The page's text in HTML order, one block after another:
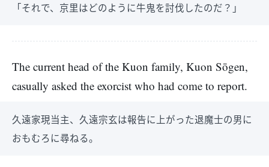
「それで、京里はどのように牛鬼を討伐したのだ？」
The current head of the Kuon family, Kuon Sōgen,
casually asked the exorcist who had come to report.
久遠家現当主、久遠宗玄は報告に上がった退魔士の男に
おもむろに尋ねる。